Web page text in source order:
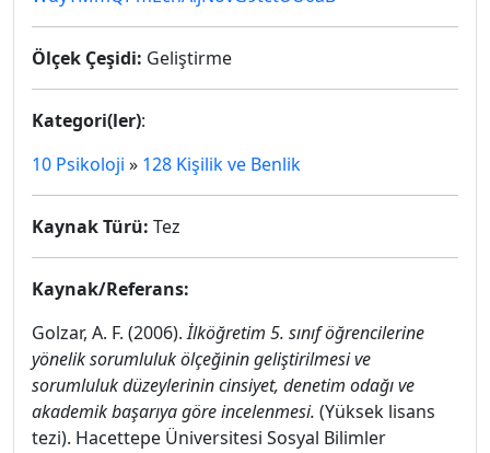
Ölçek Çeşidi: Geliştirme
Kategori(ler):
10 Psikoloji » 128 Kişilik ve Benlik
Kaynak Türü: Tez
Kaynak/Referans:
Golzar, A. F. (2006).İlköğretim 5. sınıf öğrencilerine
yönelik sorumluluk ölçeğinin geliştirilmesi ve
sorumluluk düzeylerinin cinsiyet, denetim odağı ve
akademik başarıya göre incelenmesi. (Yüksek lisans
tezi). Hacettepe Üniversitesi Sosyal Bilimler